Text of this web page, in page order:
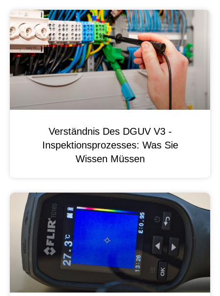
Verständnis Des DGUV V3 -
Inspektionsprozesses: Was Sie
Wissen Müssen